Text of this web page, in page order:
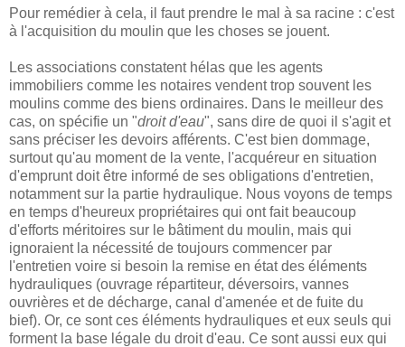
Pour remédier à cela, il faut prendre le mal à sa racine : c'est
à l'acquisition du moulin que les choses se jouent.
Les associations constatent hélas que les agents
immobiliers comme les notaires vendent trop souvent les
moulins comme des biens ordinaires. Dans le meilleur des
cas, on spécifie un "droit d'eau", sans dire de quoi il s'agit et
sans préciser les devoirs afférents. C'est bien dommage,
surtout qu'au moment de la vente, l'acquéreur en situation
d'emprunt doit être informé de ses obligations d'entretien,
notamment sur la partie hydraulique. Nous voyons de temps
en temps d'heureux propriétaires qui ont fait beaucoup
d'efforts méritoires sur le bâtiment du moulin, mais qui
ignoraient la nécessité de toujours commencer par
l'entretien voire si besoin la remise en état des éléments
hydrauliques (ouvrage répartiteur, déversoirs, vannes
ouvrières et de décharge, canal d'amenée et de fuite du
bief). Or, ce sont ces éléments hydrauliques et eux seuls qui
forment la base légale du droit d'eau. Ce sont aussi eux qui